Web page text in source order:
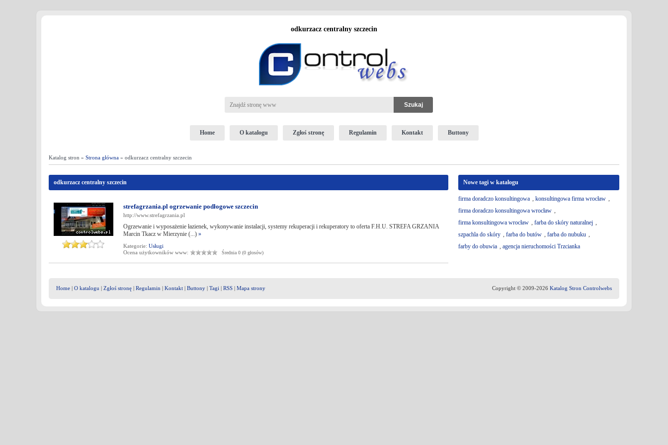
odkurzacz centralny szczecin
Home O katalogu Zgłoś stronę Regulamin Kontakt Buttony
Katalog stron » Strona główna » odkurzacz centralny szczecin
odkurzacz centralny szczecin
strefagrzania.pl ogrzewanie podłogowe szczecin
http://www.strefagrzania.pl
Ogrzewanie i wyposażenie łazienek, wykonywanie instalacji, systemy rekuperacji i rekuperatory to oferta F.H.U. STREFA GRZANIA
Marcin Tkacz w Mierzynie (...) »
Kategorie: Usługi
Ocena użytkowników www:
Średnia 0 (0 głosów)
Nowe tagi w katalogu
firma doradczo konsultingowa , konsultingowa firma wrocław ,
firma doradczo konsultingowa wrocław ,
firma konsultingowa wrocław , farba do skóry naturalnej ,
szpachla do skóry , farba do butów , farba do nubuku ,
farby do obuwia , agencja nieruchomości Trzcianka
Home | O katalogu | Zgłoś stronę | Regulamin | Kontakt | Buttony | Tagi | RSS | Mapa strony Copyright © 2009-2026 Katalog Stron Controlwebs